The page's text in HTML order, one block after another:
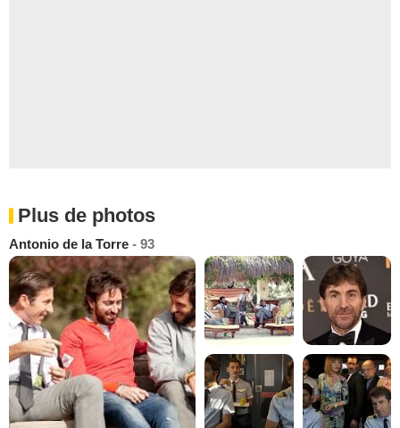
Plus de photos
Antonio de la Torre - 93